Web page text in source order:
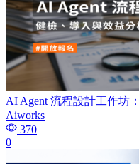
AI Agent 流程設計工作坊
Aiworks
370
0